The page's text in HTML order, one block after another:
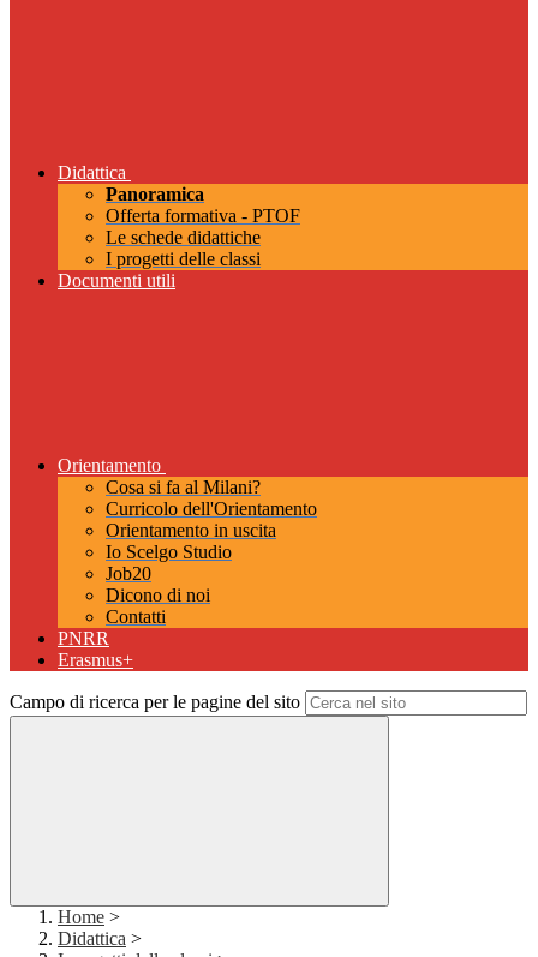
Didattica
Panoramica
Offerta formativa - PTOF
Le schede didattiche
I progetti delle classi
Documenti utili
Orientamento
Cosa si fa al Milani?
Curricolo dell'Orientamento
Orientamento in uscita
Io Scelgo Studio
Job20
Dicono di noi
Contatti
PNRR
Erasmus+
Campo di ricerca per le pagine del sito
Home >
Didattica >